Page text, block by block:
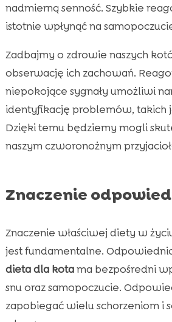
nadmierną senność. Szybkie
istotnie wpłynąć na
Zadbajmy o zdrowie naszych
obserwację ich zachowań.
niepokojące sygnały umożliwi
identyfikację problemów, takich
Dzięki temu będziemy mogli
naszym czworonożnym
Znaczenie
Znaczenie właściwej diety w
jest fundamentalne.
dieta dla kotama bezpośredni
snu oraz samopoczucie.
zapobiegać wielu schorzeniom i